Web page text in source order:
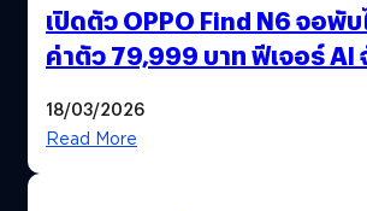
เปิดตัว OPPO Find N6 จอพั
ค่าตัว 79,999 บาท ฟีเจอร์ AI
18/03/2026
Read More